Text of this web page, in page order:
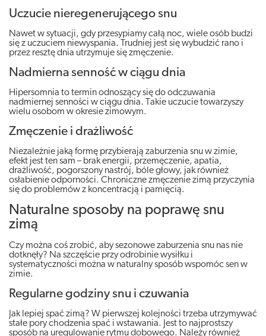
Uczucie nieregenerującego snu
Nawet w sytuacji, gdy przesypiamy całą noc, wiele osób budzi
się z uczuciem niewyspania. Trudniej jest się wybudzić rano i
przez resztę dnia utrzymuje się zmęczenie.
Nadmierna senność w ciągu dnia
Hipersomnia to termin odnoszący się do odczuwania
nadmiernej senności w ciągu dnia. Takie uczucie towarzyszy
wielu osobom w okresie zimowym.
Zmęczenie i drażliwość
Niezależnie jaką formę przybierają zaburzenia snu w zimie,
efekt jest ten sam – brak energii, przemęczenie, apatia,
drażliwość, pogorszony nastrój, bóle głowy, jak również
osłabienie odporności. Chroniczne zmęczenie zimą przyczynia
się do problemów z koncentracją i pamięcią.
Naturalne sposoby na poprawę snu
zimą
Czy można coś zrobić, aby sezonowe zaburzenia snu nas nie
dotknęły? Na szczęście przy odrobinie wysiłku i
systematyczności można w naturalny sposób wspomóc sen w
zimie.
Regularne godziny snu i czuwania
Jak lepiej spać zimą? W pierwszej kolejności trzeba utrzymywać
stałe pory chodzenia spać i wstawania. Jest to najprostszy
sposób na uregulowanie rytmu dobowego. Należy również